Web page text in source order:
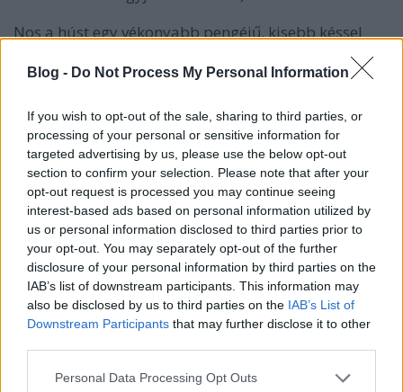
Blog - Do Not Process My Personal Information
If you wish to opt-out of the sale, sharing to third parties, or
processing of your personal or sensitive information for
targeted advertising by us, please use the below opt-out
section to confirm your selection. Please note that after your
opt-out request is processed you may continue seeing
interest-based ads based on personal information utilized by
us or personal information disclosed to third parties prior to
your opt-out. You may separately opt-out of the further
disclosure of your personal information by third parties on the
IAB’s list of downstream participants. This information may
also be disclosed by us to third parties on the IAB’s List of
Downstream Participants that may further disclose it to other
Please note that this website/app uses one or more Google
Personal Data Processing Opt Outs
Nos a húst egy vékonyabb pengéjű, kisebb késsel
negyedbe vágott fokhagymákat illetve kisebb
mindkét oldalán elvégzem, majd alaposan besózom
és borsozom a felületeket. A sót és a borsot
alaposan bele is dörzsölöm a combba, majd jöhet a
megmosott citrom héja. Ezt szintén a hús mindkét
oldalára reszelem - és olyan klassz tőle az illat a
konyhában, mintha tortát sütnék.